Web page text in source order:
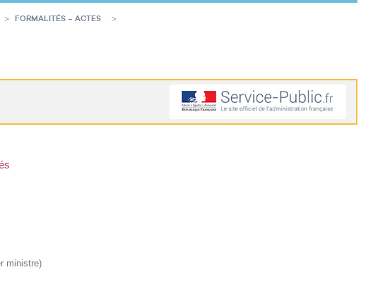
FORMALITÉS – ACTES
ministre)